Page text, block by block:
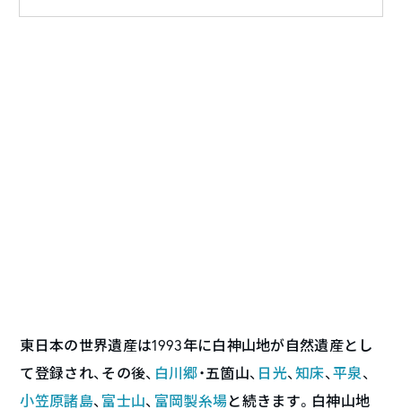
東日本の世界遺産は1993年に白神山地が自然遺産とし
て登録され、その後、 白川郷・五箇山、 日光、知床、平泉、
小笠原諸島、 富士山、 富岡製糸場と続きます。白神山地